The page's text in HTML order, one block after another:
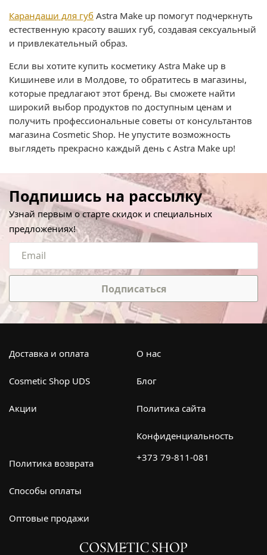
Карандаши для губ Astra Make up помогут подчеркнуть
естественную красоту ваших губ, создавая сексуальный
и привлекательный образ.
Если вы хотите купить косметику Astra Make up в
Кишиневе или в Молдове, то обратитесь в магазины,
которые предлагают этот бренд. Вы сможете найти
широкий выбор продуктов по доступным ценам и
получить профессиональные советы от консультантов
магазина Cosmetic Shop. Не упустите возможность
выглядеть прекрасно каждый день с Astra Make up!
Подпишись на рассылку
Узнай первым о старте скидок и специальных
предложениях!
Подписаться
Доставка и оплата
Cosmetic Shop UDS
Акции
О нас
Блог
Политика сайта
Конфиденциальность
Политика возврата
Способы оплаты
Оптовые продажи
+373 79-811-081